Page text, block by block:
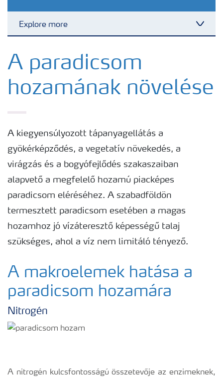
Explore more
Tápanyagellátási megoldások
Yara adatbázis
Kísérleti eredmények
Kiadványaink
Eszközök, szolgáltatások
Műtrágya biztonságos kezelése
Ahol termékeink megtalálhatóak
Egészséges növény - egészséges bolygó
A paradicsom
hozamának növelése
A kiegyensúlyozott tápanyagellátás a
gyökérképződés, a vegetatív növekedés, a
virágzás és a bogyófejlődés szakaszaiban
alapvető a megfelelő hozamú piacképes
paradicsom eléréséhez. A szabadföldön
termesztett paradicsom esetében a magas
hozamhoz jó vízáteresztő képességű talaj
szükséges, ahol a víz nem limitáló tényező.
A makroelemek hatása a
paradicsom hozamára
Nitrogén
A nitrogén kulcsfontosságú összetevője az enzimeknek,